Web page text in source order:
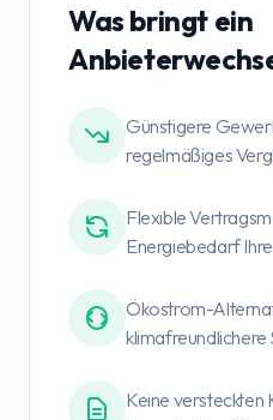
Was bringt ein
Günstigere
regelmäßiges
Flexible
Energiebedarf
Ökostrom-
Keine versteckten